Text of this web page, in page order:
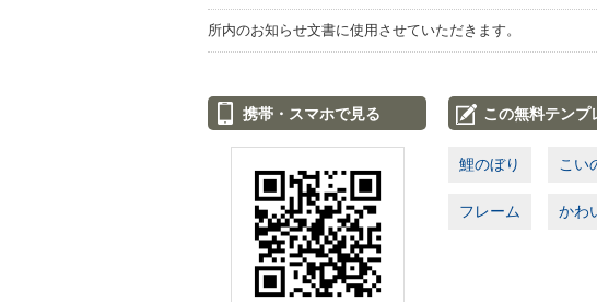
所内のお知らせ文書に使用させていただきます。
携帯・スマホで見る この無料テンプ
鯉のぼり こい
フレーム かわ